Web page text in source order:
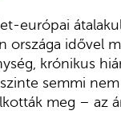
európai
országa idővel
krónikus
semmi
meg – az